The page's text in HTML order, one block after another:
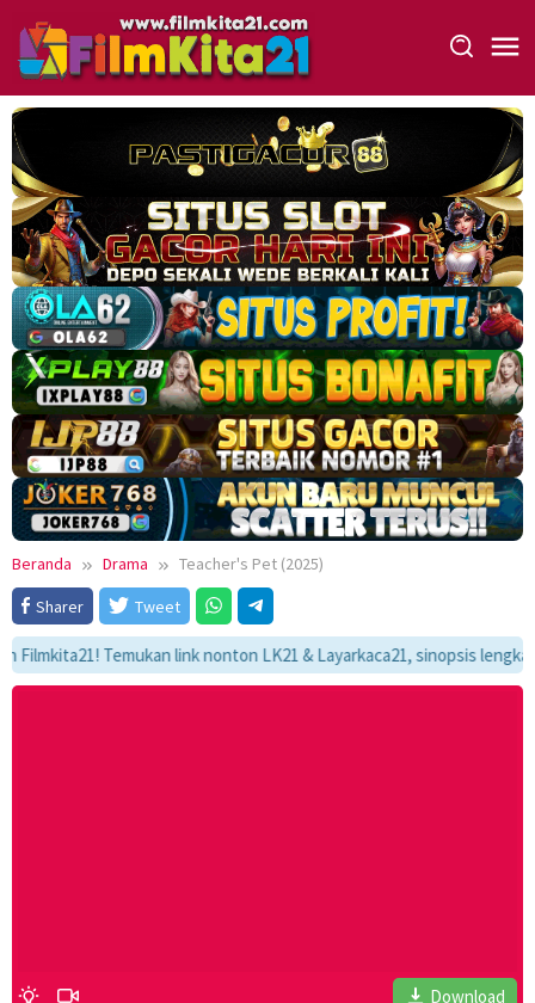
konten
Beranda Drama
Teacher's Pet (2025)
Sharer
Tweet
Temukan link nonton LK21 & Layarkaca21, sinopsis
Download